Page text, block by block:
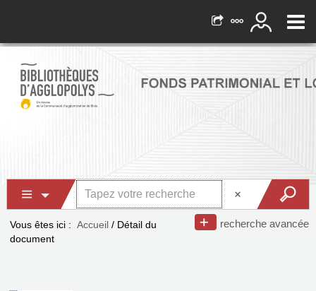
recherche avancée
Vous êtes ici : Accueil / Détail du
document